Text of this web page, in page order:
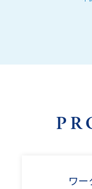
ワー